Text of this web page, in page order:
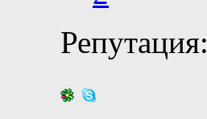
Репутация: